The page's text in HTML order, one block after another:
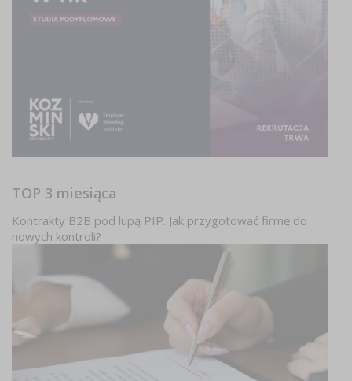
TOP 3 miesiąca
Kontrakty B2B pod lupą PIP. Jak przygotować firmę do
nowych kontroli?